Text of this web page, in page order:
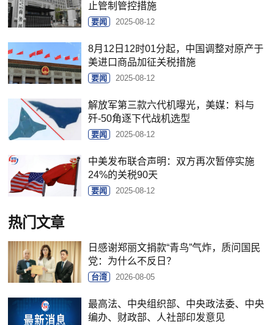
止管制管控措施
要闻 2025-08-12
8月12日12时01分起，中国调整对原产于
美进口商品加征关税措施
要闻 2025-08-12
解放军第三款六代机曝光，美媒：料与
歼-50角逐下代战机选型
要闻 2025-08-12
中美发布联合声明：双方再次暂停实施
24%的关税90天
要闻 2025-08-12
热门文章
日感谢郑丽文捐款“青鸟”气炸，质问国民
党：为什么不反日？
台湾 2026-08-05
最高法、中央组织部、中央政法委、中央
编办、财政部、人社部印发意见